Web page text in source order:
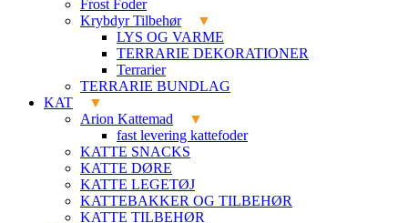
Frost Foder
Krybdyr Tilbehør
LYS OG VARME
TERRARIE DEKORATIONER
Terrarier
TERRARIE BUNDLAG
KAT
Arion Kattemad
fast levering kattefoder
KATTE SNACKS
KATTE DØRE
KATTE LEGETØJ
KATTEBAKKER OG TILBEHØR
KATTE TILBEHØR